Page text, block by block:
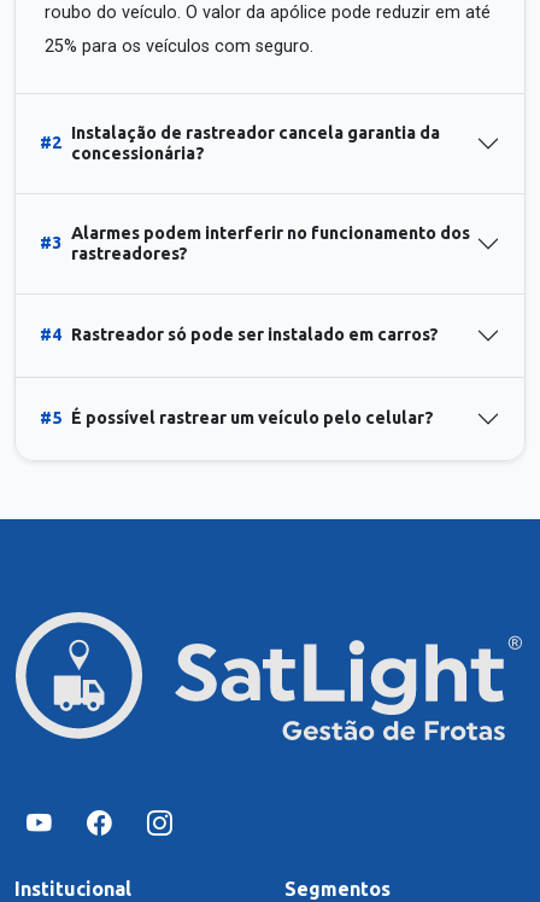
roubo do veículo. O valor da apólice pode reduzir em até
25% para os veículos com seguro.
#2
Instalação de rastreador cancela garantia da
concessionária?
#3
Alarmes podem interferir no funcionamento dos
rastreadores?
#4 Rastreador só pode ser instalado em carros?
#5 É possível rastrear um veículo pelo celular?
Institucional Segmentos